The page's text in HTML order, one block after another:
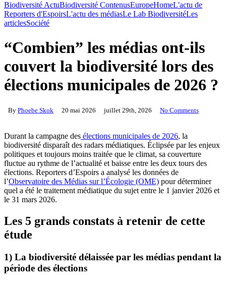
Biodiversité ActuBiodiversité ContenusEuropeHomeL'actu de
Reporters d'EspoirsL'actu des médiasLe Lab BiodiversitéLes
articlesSociété
“Combien” les médias ont-ils
couvert la biodiversité lors des
élections municipales de 2026 ?
By Phoebe Skok 20 mai 2026 juillet 29th, 2026 No Comments
Durant la campagne des élections municipales de 2026, la
biodiversité disparaît des radars médiatiques. Éclipsée par les enjeux
politiques et toujours moins traitée que le climat, sa couverture
fluctue au rythme de l’actualité et baisse entre les deux tours des
élections. Reporters d’Espoirs a analysé les données de
l’Observatoire des Médias sur l’Écologie (OME) pour déterminer
quel a été le traitement médiatique du sujet entre le 1 janvier 2026 et
le 31 mars 2026.
Les 5 grands constats à retenir de cette
étude
1) La biodiversité délaissée par les médias pendant la
période des élections